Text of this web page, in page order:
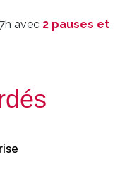
avec 2 pauses et